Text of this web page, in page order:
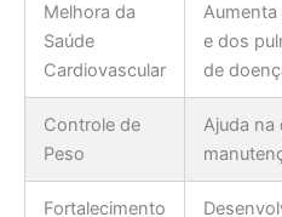
Melhora da
Saúde
Cardiovascular
Aumenta
e dos
de
Controle de
Peso
Ajuda na
Fortalecimento